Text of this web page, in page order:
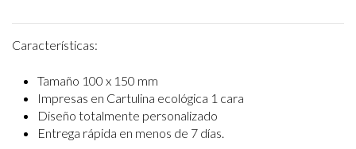
Características:
Tamaño 100 x 150 mm
Impresas en Cartulina ecológica 1 cara
Diseño totalmente personalizado
Entrega rápida en menos de 7 días.